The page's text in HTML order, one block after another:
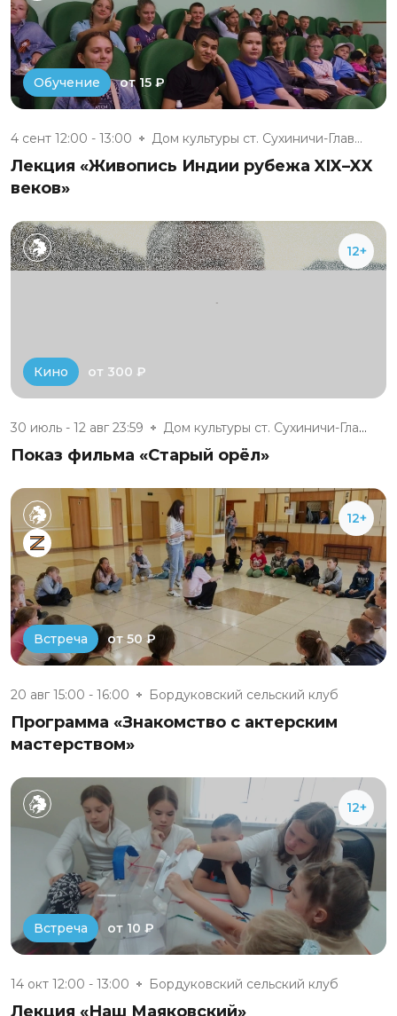
Обучение от 15 ₽
4 сент 12:00 - 13:00 Дом культуры ст. Сухиничи-Глав...
Лекция «Живопись Индии рубежа XIX–XX
веков»
12+
Кино от 300 ₽
30 июль - 12 авг 23:59 Дом культуры ст. Сухиничи-Глав...
Показ фильма «Старый орёл»
12+
Встреча от 50 ₽
20 авг 15:00 - 16:00 Бордуковский сельский клуб
Программа «Знакомство с актерским
мастерством»
12+
Встреча от 10 ₽
14 окт 12:00 - 13:00 Бордуковский сельский клуб
Лекция «Наш Маяковский»